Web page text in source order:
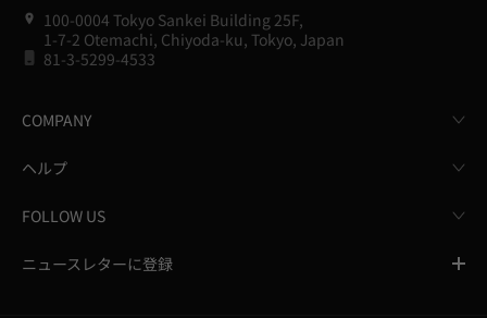
100-0004 Tokyo Sankei Building 25F,
1-7-2 Otemachi, Chiyoda-ku, Tokyo, Japan
81-3-5299-4533
COMPANY
ヘルプ
FOLLOW US
ニュースレターに登録